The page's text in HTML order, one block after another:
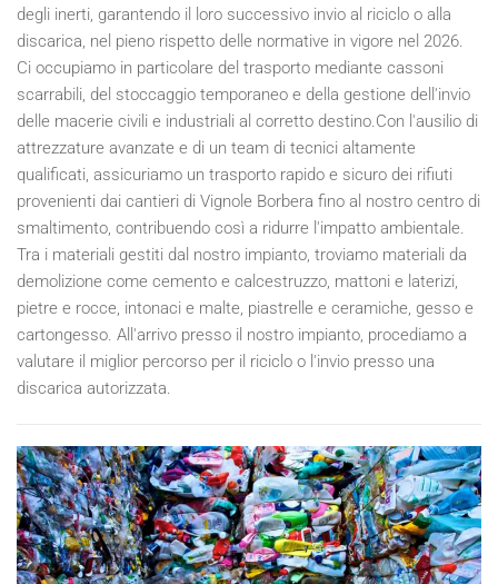
degli inerti, garantendo il loro successivo invio al riciclo o alla
discarica, nel pieno rispetto delle normative in vigore nel 2026.
Ci occupiamo in particolare del trasporto mediante cassoni
scarrabili, del stoccaggio temporaneo e della gestione dell'invio
delle macerie civili e industriali al corretto destino.Con l'ausilio di
attrezzature avanzate e di un team di tecnici altamente
qualificati, assicuriamo un trasporto rapido e sicuro dei rifiuti
provenienti dai cantieri di Vignole Borbera fino al nostro centro di
smaltimento, contribuendo così a ridurre l'impatto ambientale.
Tra i materiali gestiti dal nostro impianto, troviamo materiali da
demolizione come cemento e calcestruzzo, mattoni e laterizi,
pietre e rocce, intonaci e malte, piastrelle e ceramiche, gesso e
cartongesso. All'arrivo presso il nostro impianto, procediamo a
valutare il miglior percorso per il riciclo o l'invio presso una
discarica autorizzata.